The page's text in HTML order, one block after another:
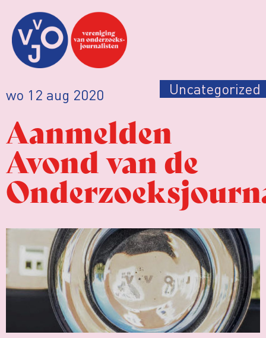
wo 12 aug 2020 Uncategorized
Aanmelden
Avond van de